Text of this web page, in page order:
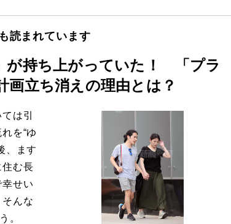
読まれています
が持ち上がっていた！ 「プラ
立ち消えの理由とは？
は引
を“ゆ
、ます
住む長
せい
んな
。